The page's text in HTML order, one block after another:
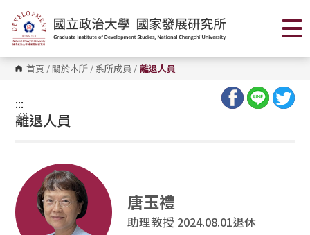
到
主
要
內
容
區 首頁 /關於本所 / 系所成員 / 離退人員
:::
:::
離退人員
唐玉禮
助理教授 2024.08.01退休